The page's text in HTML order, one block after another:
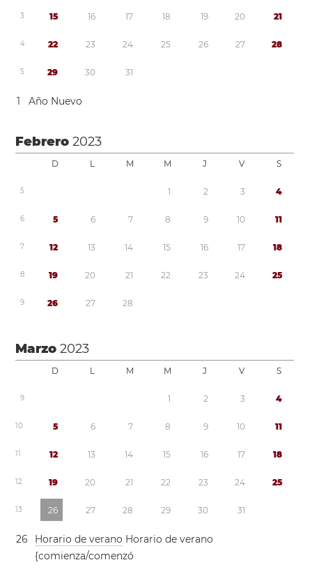
3 15 16 17 18 19 20 21
4 22 23 24 25 26 27 28
5 29 30 31
1 Año Nuevo
Febrero2023
D L M M J V S
5 1 2 3 4
6 5 6 7 8 9 10 11
7 12 13 14 15 16 17 18
8 19 20 21 22 23 24 25
9 26 27 28
Marzo2023
D L M M J V S
9 1 2 3 4
10 5 6 7 8 9 10 11
11 12 13 14 15 16 17 18
12 19 20 21 22 23 24 25
13 26 27 28 29 30 31
26 Horario de verano Horario de verano
{comienza/comenzó